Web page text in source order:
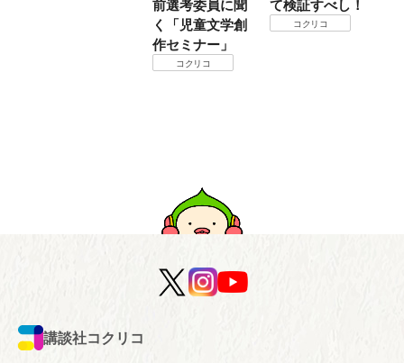
前選考委員に聞
く「児童文学創
作セミナー」
コクリコ
て検証すべし！
コクリコ
講談社コクリコ